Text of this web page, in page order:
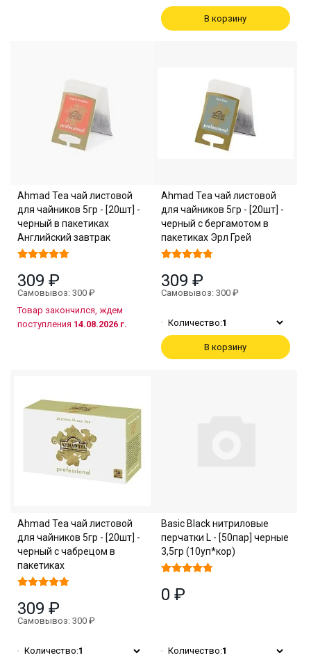
В корзину
Ahmad Tea чай листовой
для чайников 5гр - [20шт] -
черный в пакетиках
Английский завтрак
309 ₽
Самовывоз: 300 ₽
Товар закончился, ждем
поступления 14.08.2026 г.
Ahmad Tea чай листовой
для чайников 5гр - [20шт] -
черный с бергамотом в
пакетиках Эрл Грей
309 ₽
Самовывоз: 300 ₽
Количество:1
В корзину
Ahmad Tea чай листовой
для чайников 5гр - [20шт] -
черный с чабрецом в
пакетиках
309 ₽
Самовывоз: 300 ₽
Количество:1
Basic Black нитриловые
перчатки L - [50пар] черные
3,5гр (10уп*кор)
0 ₽
Количество:1